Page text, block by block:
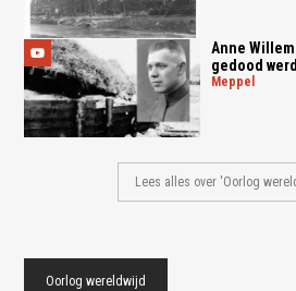
Anne
gedood
meppel
Lees alles over 'Oorlog
Oorlog wereldwijd